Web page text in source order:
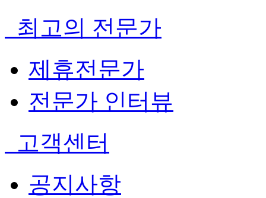
최고의 전문가
제휴전문가
전문가 인터뷰
고객센터
공지사항